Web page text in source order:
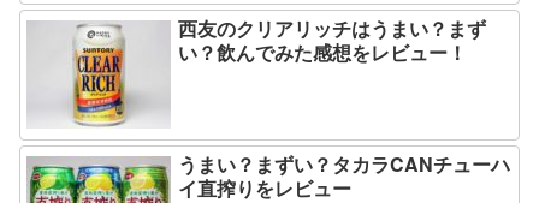
西友のクリアリッチはうまい？まず
い？飲んでみた感想をレビュー！
うまい？まずい？タカラCANチューハ
イ直搾りをレビュー